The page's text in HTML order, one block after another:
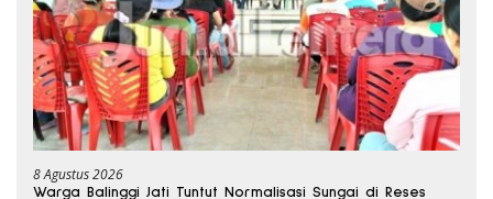
8 Agustus 2026
Warga Balinggi Jati Tuntut Normalisasi Sungai di Reses